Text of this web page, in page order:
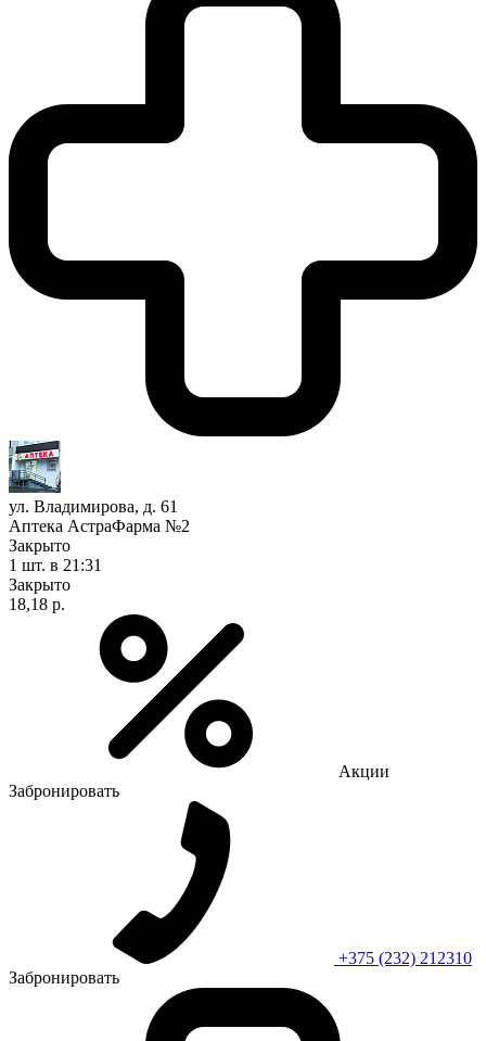
ул. Владимирова, д. 61
Аптека АстраФарма №2
Закрыто
1 шт. в 21:31
Закрыто
18,18 р.
Акции
Забронировать
+375 (232) 212310
Забронировать